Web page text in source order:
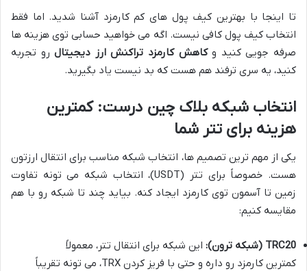
تا اینجا با بهترین کیف پول های کم کارمزد آشنا شدید. اما فقط
انتخاب کیف پول کافی نیست. اگه می خواهید حسابی توی هزینه ها
صرفه جویی کنید وکاهش کارمزد تراکنش ارز دیجیتالرو تجربه
کنید، یه سری ترفند هم هست که بد نیست یاد بگیرید.
انتخاب شبکه بلاک چین درست: کمترین
هزینه برای تتر شما
یکی از مهم ترین تصمیم ها، انتخاب شبکه مناسب برای انتقال ارزتون
هست. خصوصاً برای تتر (USDT)، انتخاب شبکه می تونه تفاوت
زمین تا آسمون توی کارمزد ایجاد کنه. بیاید چند تا شبکه رو با هم
مقایسه کنیم:
TRC20 (شبکه ترون):
این شبکه برای انتقال تتر، معمولاً
کمترین کارمزد رو داره و حتی با فریز کردن TRX، می تونه تقریباً